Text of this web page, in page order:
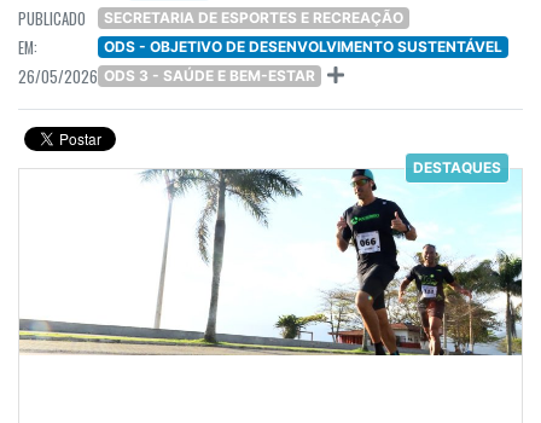
PUBLICADO
EM:
26/05/2026
SECRETARIA DE ESPORTES E RECREAÇÃO
ODS - OBJETIVO DE DESENVOLVIMENTO SUSTENTÁVEL
ODS 3 - SAÚDE E BEM-ESTAR
DESTAQUES